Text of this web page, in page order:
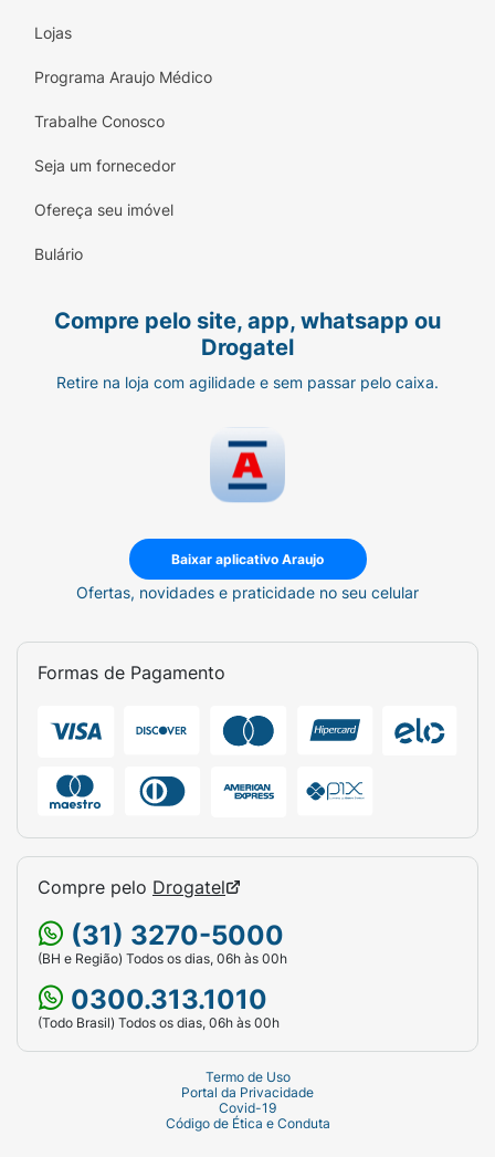
Lojas
Programa Araujo Médico
Trabalhe Conosco
Seja um fornecedor
Ofereça seu imóvel
Bulário
Compre pelo site, app, whatsapp ou
Drogatel
Retire na loja com agilidade e sem passar pelo caixa.
Baixar aplicativo Araujo
Ofertas, novidades e praticidade no seu celular
Formas de Pagamento
Compre pelo Drogatel
(31) 3270-5000
(BH e Região) Todos os dias, 06h às 00h
0300.313.1010
(Todo Brasil) Todos os dias, 06h às 00h
Termo de Uso
Portal da Privacidade
Covid-19
Código de Ética e Conduta